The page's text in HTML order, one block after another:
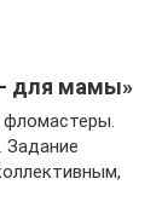
для мамы»
Задание